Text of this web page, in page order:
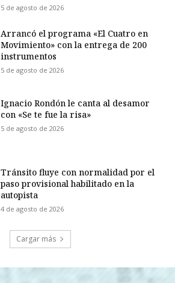
5 de agosto de 2026
Arrancó el programa «El Cuatro en
Movimiento» con la entrega de 200
instrumentos
5 de agosto de 2026
Ignacio Rondón le canta al desamor
con «Se te fue la risa»
5 de agosto de 2026
Tránsito fluye con normalidad por el
paso provisional habilitado en la
autopista
4 de agosto de 2026
Cargar más